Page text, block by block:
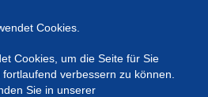
Suchen
365 E3 (New
expand_more
Cookies.
Cookies, um die Seite für Sie
verbessern zu können.
Sie in unserer